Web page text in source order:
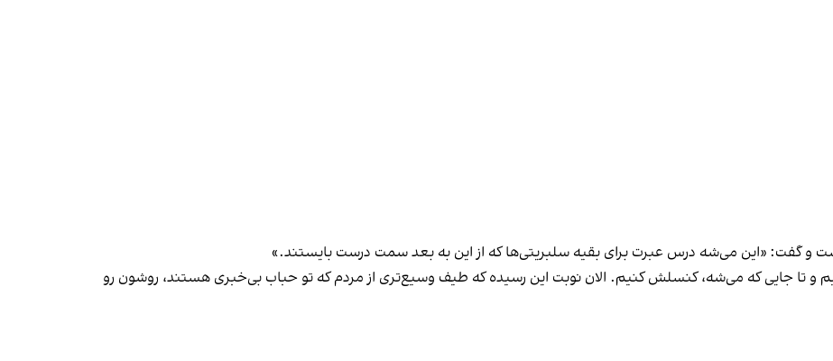
و گفت: «این می‌شه درس عبرت برای بقیه سلبریتی‌ها که از این به بعد سمت درست بایستند.»
و تا جایی که می‌شه، کنسلش کنیم. الان نوبت این رسیده که طیف وسیع‌تری از مردم که تو حباب بی‌خبری هستند، روشون رو